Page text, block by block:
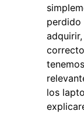
perdido
los